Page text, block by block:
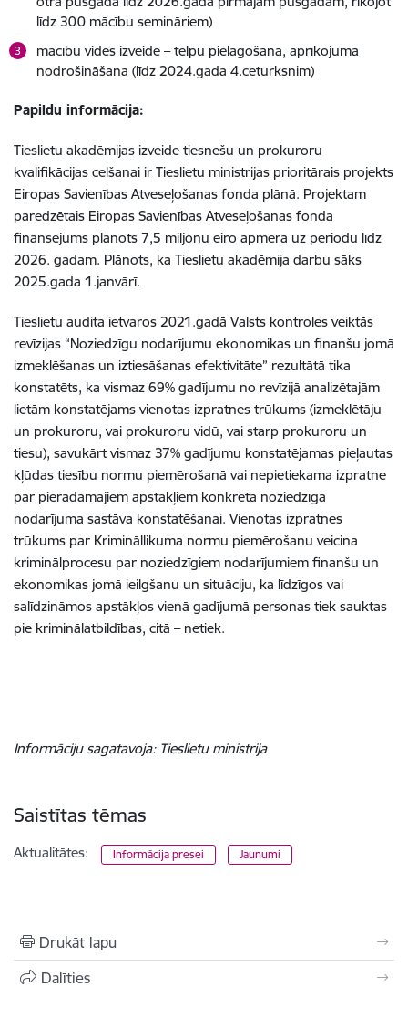
līdz 300 mācību semināriem)
mācību vides izveide – telpu pielāgošana, aprīkojuma
nodrošināšana (līdz 2024.gada 4.ceturksnim)
Papildu informācija:
Tieslietu akadēmijas izveide tiesnešu un prokuroru
kvalifikācijas celšanai ir Tieslietu ministrijas prioritārais projekts
Eiropas Savienības Atveseļošanas fonda plānā. Projektam
paredzētais Eiropas Savienības Atveseļošanas fonda
finansējums plānots 7,5 miljonu eiro apmērā uz periodu līdz
2026. gadam. Plānots, ka Tieslietu akadēmija darbu sāks
2025.gada 1.janvārī.
Tieslietu audita ietvaros 2021.gadā Valsts kontroles veiktās
revīzijas “Noziedzīgu nodarījumu ekonomikas un finanšu jomā
izmeklēšanas un iztiesāšanas efektivitāte” rezultātā tika
konstatēts, ka vismaz 69% gadījumu no revīzijā analizētajām
lietām konstatējams vienotas izpratnes trūkums (izmeklētāju
un prokuroru, vai prokuroru vidū, vai starp prokuroru un
tiesu), savukārt vismaz 37% gadījumu konstatējamas pieļautas
kļūdas tiesību normu piemērošanā vai nepietiekama izpratne
par pierādāmajiem apstākļiem konkrētā noziedzīga
nodarījuma sastāva konstatēšanai. Vienotas izpratnes
trūkums par Krimināllikuma normu piemērošanu veicina
kriminālprocesu par noziedzīgiem nodarījumiem finanšu un
ekonomikas jomā ieilgšanu un situāciju, ka līdzīgos vai
salīdzināmos apstākļos vienā gadījumā personas tiek sauktas
pie kriminālatbildības, citā – netiek.
Informāciju sagatavoja: Tieslietu ministrija
Saistītas tēmas
Aktualitātes: Informācija presei Jaunumi
Drukāt lapu
Dalīties